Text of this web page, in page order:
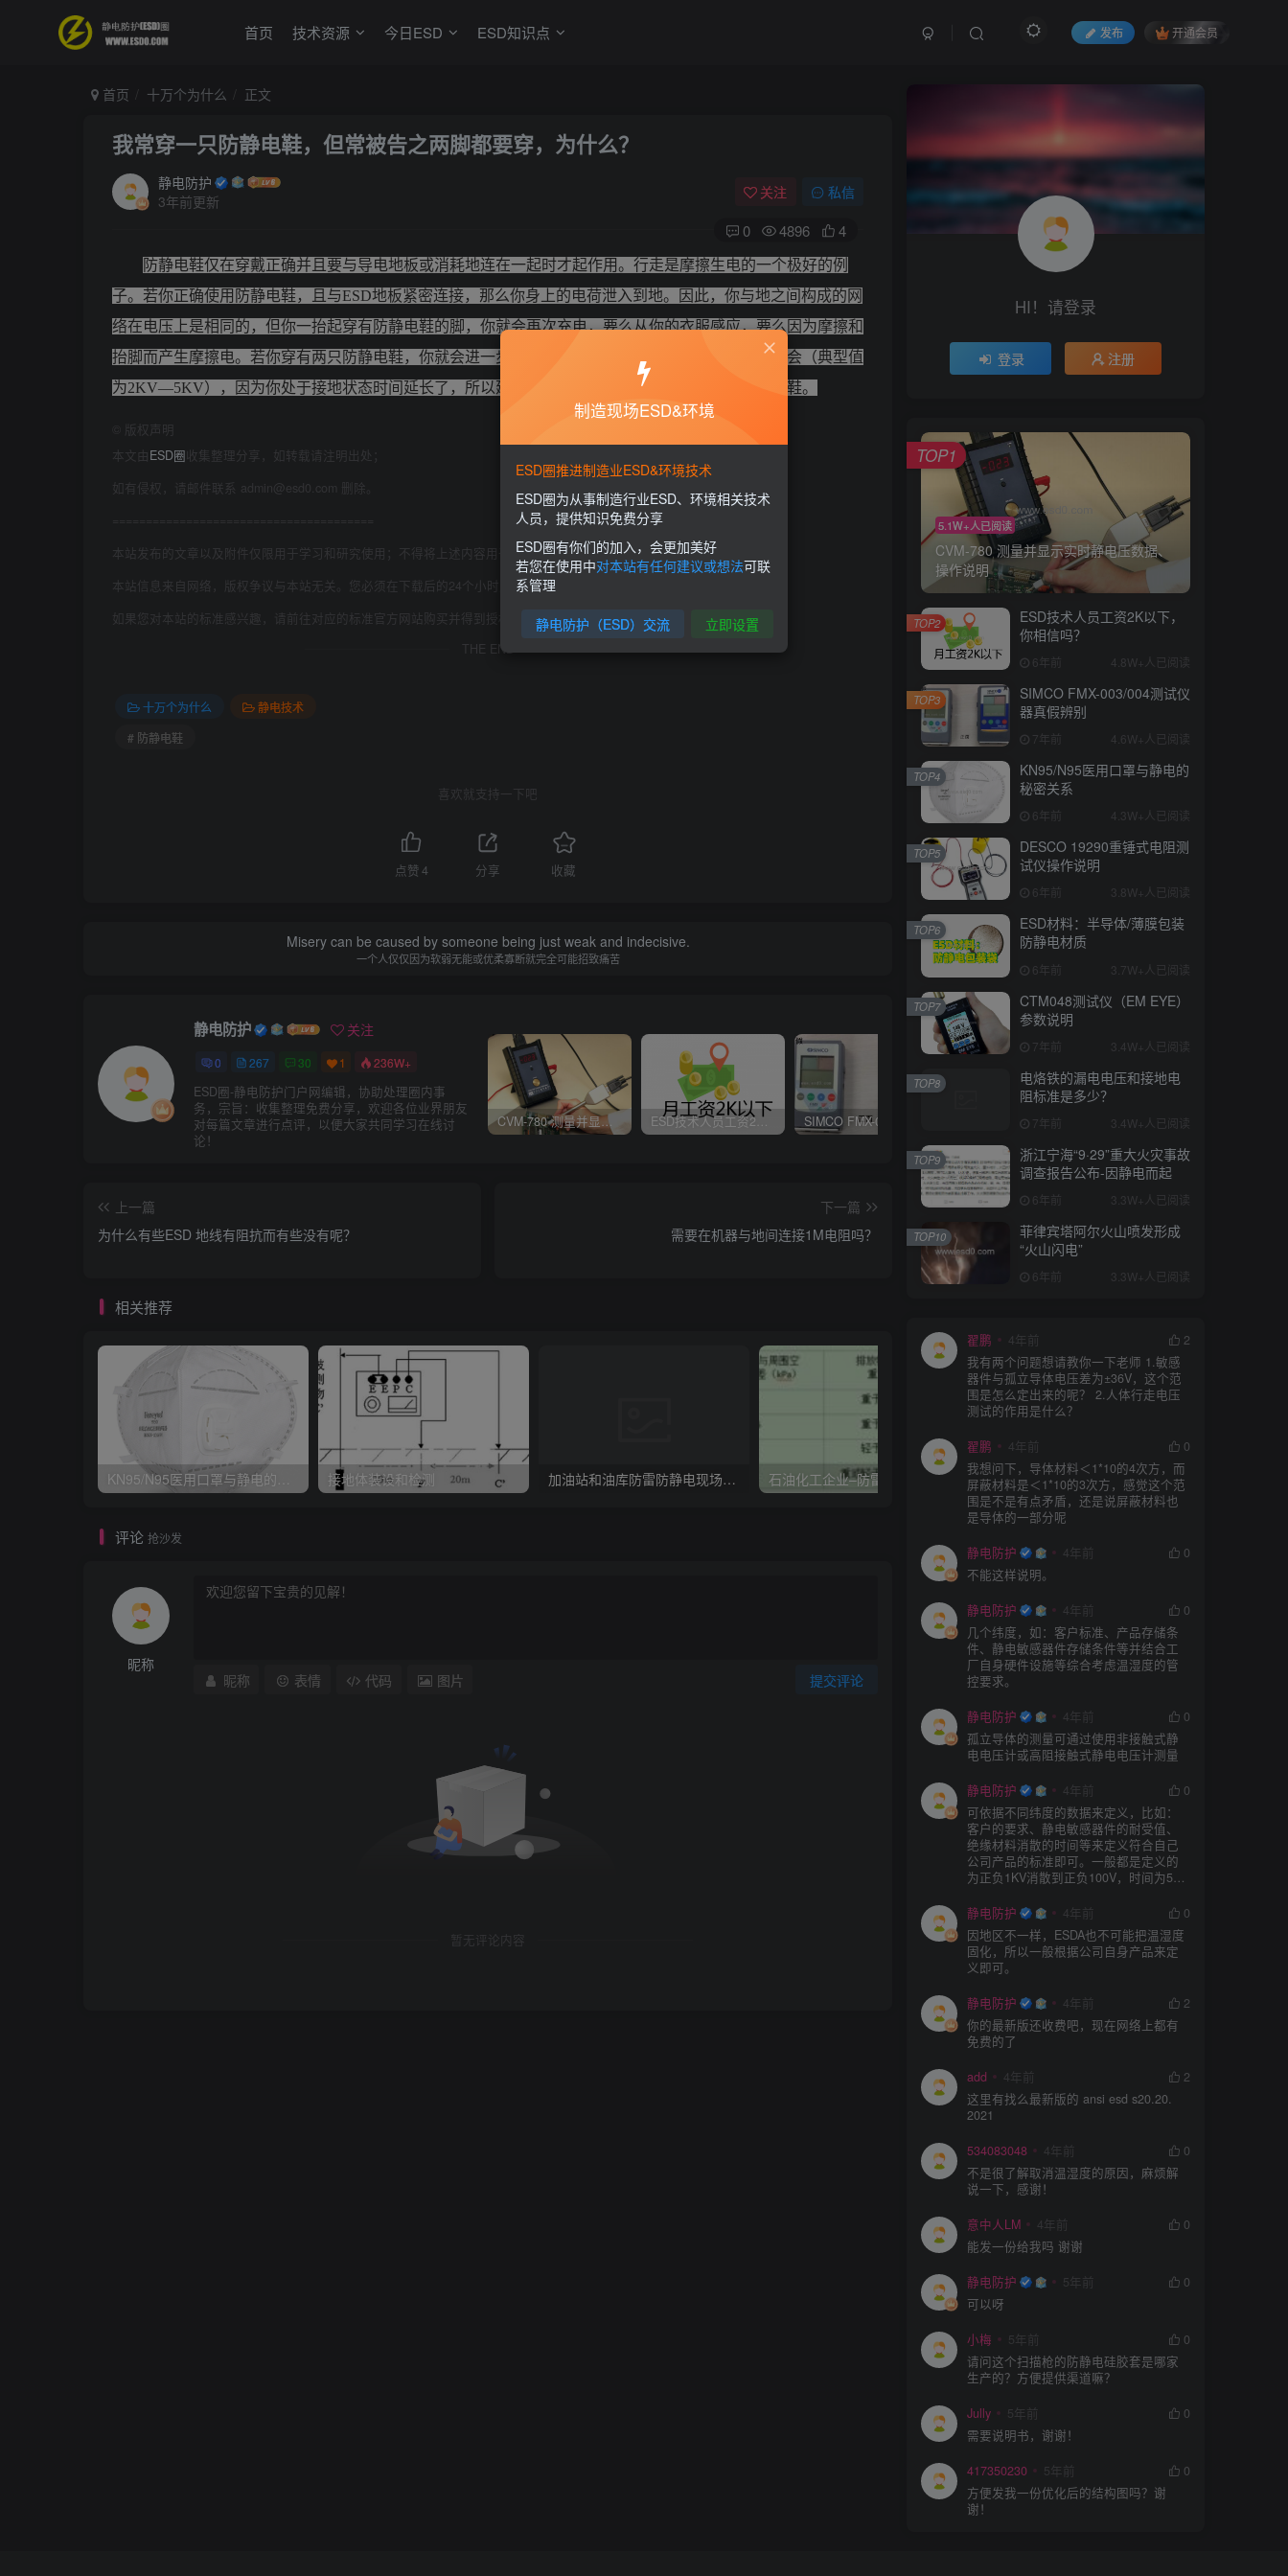
首页 技术资源 今日ESD ESD知识点 发布 开通会员
首页 十万个为什么 正文
我常穿一只防静电鞋，但常被告之两脚都要穿，为什么？
静电防护
3年前更新
关注 私信
0 4896 4
防静电鞋仅在穿戴正确并且要与导电地板或消耗地连在一起时才起作用。行走是摩擦生电的一个极好的例
子。若你正确使用防静电鞋，且与ESD地板紧密连接，那么你身上的电荷泄入到地。因此，你与地之间构成的网
络在电压上是相同的，但你一抬起穿有防静电鞋的脚，你就会再次充电，要么从你的衣服感应，要么因为摩擦和
抬脚而产生摩擦电。若你穿有两只防静电鞋，你就会进一步大大减小比几伏电压高得多的净电荷的机会（典型值
为2KV—5KV）， 因为你处于接地状态时间延长了，所以建议在靠近运动物体时，务必穿一双防静电鞋。
版权声明
本文由ESD圈收集整理分享，如转载请注明出处；
如有侵权，请邮件联系 admin@esd0.com 删除。
本站发布的文章以及附件仅限用于学习和研究使用；不得将上述内容用于商业或者非法用途，否则，后果请用户自负。
本站信息来自网络，版权争议与本站无关。您必须在下载后的24个小时之内，从您的电脑中彻底删除上述内容。
如果您对本站的标准感兴趣，请前往对应的标准官方网站购买并得到授权。如有侵权请邮件与我们联系处理。
THE END
十万个为什么
静电技术
# 防静电鞋
喜欢就支持一下吧
点赞4 分享 收藏
Misery can be caused by someone being just weak and indecisive.
一个人仅仅因为软弱无能或优柔寡断就完全可能招致痛苦
静电防护 关注
0 267 30 1 236W+
ESD圈-静电防护门户网编辑，协助处理圈内事
务，宗旨：收集整理免费分享，欢迎各位业界朋友
对每篇文章进行点评，以便大家共同学习在线讨
论！
CVM-780 测量并显示实时静电压数据、操作说明 ESD技术人员工资2K以下，你相信吗？
上一篇
为什么有些ESD 地线有阻抗而有些没有呢？
下一篇
需要在机器与地间连接1M电阻吗？
相关推荐
KN95/N95医用口罩与静电的秘密关系 接地体装设和检测 加油站和油库防雷防静电现场检查项目 石油化工企业–防雷防静电现场检测标准 石油化工企业防雷和防静电接地检测实施方法
评论 抢沙发
昵称
提交评论
昵称 表情 代码 图片
暂无评论内容
HI！请登录
登录 注册
5.1W+人已阅读
CVM-780 测量并显示实时静电压数据、
操作说明
TOP1
ESD技术人员工资2K以下，
你相信吗？
6年前 4.8W+人已阅读
TOP2
SIMCO FMX-003/004测试仪
器真假辨别
7年前 4.6W+人已阅读
TOP3
KN95/N95医用口罩与静电的
秘密关系
6年前 4.3W+人已阅读
TOP4
DESCO 19290重锤式电阻测
试仪操作说明
6年前 3.8W+人已阅读
TOP5
ESD材料：半导体/薄膜包装
防静电材质
6年前 3.7W+人已阅读
TOP6
CTM048测试仪（EM EYE）
参数说明
7年前 3.4W+人已阅读
TOP7
电烙铁的漏电电压和接地电
阻标准是多少？
7年前 3.4W+人已阅读
TOP8
浙江宁海“9·29”重大火灾事故
调查报告公布-因静电而起
6年前 3.3W+人已阅读
TOP9
菲律宾塔阿尔火山喷发形成
“火山闪电”
6年前 3.3W+人已阅读
TOP10
翟鹏 4年前
2
我有两个问题想请教你一下老师 1.敏感
器件与孤立导体电压差为±36V，这个范
围是怎么定出来的呢？ 2.人体行走电压
测试的作用是什么？
翟鹏 4年前
0
我想问下，导体材料＜1*10的4次方，而
屏蔽材料是＜1*10的3次方，感觉这个范
围是不是有点矛盾，还是说屏蔽材料也
是导体的一部分呢
静电防护 4年前
0
不能这样说明。
静电防护 4年前
0
几个纬度，如：客户标准、产品存储条
件、静电敏感器件存储条件等并结合工
厂自身硬件设施等综合考虑温湿度的管
控要求。
静电防护 4年前
0
孤立导体的测量可通过使用非接触式静
电电压计或高阻接触式静电电压计测量
静电防护 4年前
0
可依据不同纬度的数据来定义，比如：
客户的要求、静电敏感器件的耐受值、
绝缘材料消散的时间等来定义符合自己
公司产品的标准即可。一般都是定义的
为正负1KV消散到正负100V，时间为5S
静电防护
4年前
0
因地区不一样，ESDA也不可能把温湿度
固化，所以一般根据公司自身产品来定
义即可。
静电防护 4年前
2
你的最新版还收费吧，现在网络上都有
免费的了
add 4年前
2
这里有找么最新版的 ansi esd s20.20.
2021
534083048 4年前
0
不是很了解取消温湿度的原因，麻烦解
说一下，感谢！
意中人LM 4年前
0
能发一份给我吗 谢谢
静电防护 5年前
0
可以呀
小梅 5年前
0
请问这个扫描枪的防静电硅胶套是哪家
生产的？方便提供渠道嘛？
Jully 5年前
0
需要说明书，谢谢！
417350230 5年前
0
方便发我一份优化后的结构图吗？谢
谢！
制造现场ESD&环境
ESD圈推进制造业ESD&环境技术
ESD圈为从事制造行业ESD、环境相关技术
人员，提供知识免费分享
ESD圈有你们的加入，会更加美好
若您在使用中对本站有任何建议或想法可联
系管理
静电防护（ESD）交流 立即设置